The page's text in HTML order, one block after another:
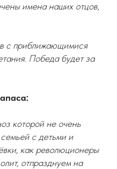
имена наших отцов,
с приближающимися
Победа будет за
которой не очень
с детьми и
как революционеры
отпразднуем на